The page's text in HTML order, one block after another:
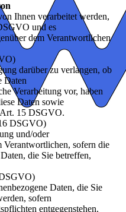
Ihnen verarbeitet werden,
und es
dem Verantwortlichen
darüber zu verlangen, ob
Daten
Verarbeitung vor, haben
Daten sowie
15 DSGVO.
DSGVO)
und/oder
Verantwortlichen, sofern die
die Sie betreffen,
Daten, die Sie
sofern
entgegenstehen.